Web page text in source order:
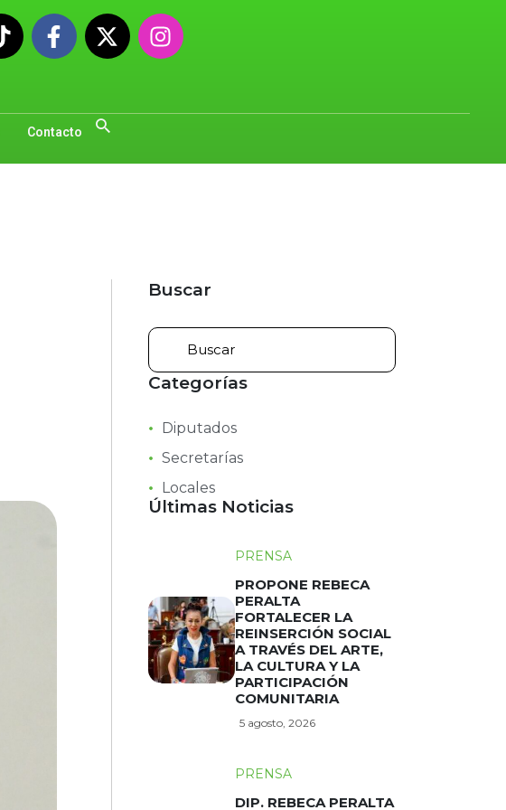
Contacto
Buscar
Categorías
Diputados
Secretarías
Locales
Últimas Noticias
PRENSA
PROPONE REBECA
PERALTA
FORTALECER LA
REINSERCIÓN SOCIAL
A TRAVÉS DEL ARTE,
LA CULTURA Y LA
PARTICIPACIÓN
COMUNITARIA
5 agosto, 2026
PRENSA
DIP. REBECA PERALTA